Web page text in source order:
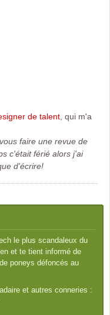
de talent , qui m'a
faire une revue de
c'était férié alors j'ai
d'écrire!
le plus scandaleux du
et te tient informé de
poneys défoncés au
et autres conneries :